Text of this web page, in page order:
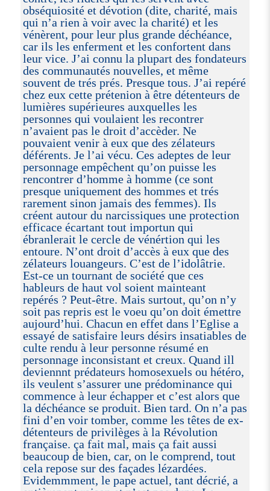
obséquiosité et dévotion (dite, charité, mais
qui n’a rien à voir avec la charité) et les
vénèrent, pour leur plus grande déchéance,
car ils les enferment et les confortent dans
leur vice. J’ai connu la plupart des fondateurs
des communautés nouvelles, et même
souvent de trés prés. Presque tous. J’ai repéré
chez eux cette prétenion à être détenteurs de
lumières supérieures auxquelles les
personnes qui voulaient les recontrer
n’avaient pas le droit d’accèder. Ne
pouvaient venir à eux que des zélateurs
déférents. Je l’ai vécu. Ces adeptes de leur
personnage empêchent qu’on puisse les
rencontrer d’homme à homme (ce sont
presque uniquement des hommes et trés
rarement sinon jamais des femmes). Ils
créent autour du narcissiques une protection
efficace écartant tout importun qui
ébranlerait le cercle de vénértion qui les
entoure. N’ont droit d’accès à eux que des
zélateurs louangeurs. C’est de l’idolâtrie.
Est-ce un tournant de société que ces
hableurs de haut vol soient mainteant
repérés ? Peut-être. Mais surtout, qu’on n’y
soit pas repris est le voeu qu’on doit émettre
aujourd’hui. Chacun en effet dans l’Eglise a
essayé de satisfaire leurs désirs insatiables de
culte rendu à leur personne résumé en
personnage inconsistant et creux. Quand ill
deviennnt prédateurs homosexuels ou hétéro,
ils veulent s’assurer une prédominance qui
commence à leur échapper et c’est alors que
la déchéance se produit. Bien tard. On n’a pas
fini d’en voir tomber, comme les têtes de ex-
détenteurs de privilèges à la Révolution
française. ça fait mal, mais ça fait aussi
beaucoup de bien, car, on le comprend, tout
cela repose sur des façades lézardées.
Evidemmment, le pape actuel, tant décrié, a